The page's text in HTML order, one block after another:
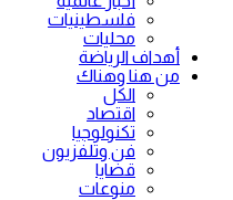
فلسطينيات
محليات
أهداف الرياضة
من هنا وهناك
الكل
اقتصاد
تكنولوجيا
فن وتلفزيون
قضايا
منوعات